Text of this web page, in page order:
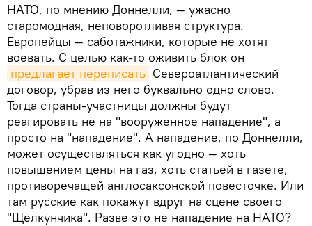
НАТО, по мнению Доннелли, — ужасно
старомодная, неповоротливая структура.
Европейцы — саботажники, которые не хотят
воевать. С целью как-то оживить блок он
предлагает переписать Североатлантический
договор, убрав из него буквально одно слово.
Тогда страны-участницы должны будут
реагировать не на "вооруженное нападение", а
просто на "нападение". А нападение, по Доннелли,
может осуществляться как угодно — хоть
повышением цены на газ, хоть статьей в газете,
противоречащей англосаксонской повесточке. Или
там русские как покажут вдруг на сцене своего
"Щелкунчика". Разве это не нападение на НАТО?